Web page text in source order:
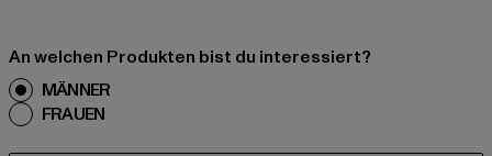
An welchen Produkten bist du interessiert?
MÄNNER
FRAUEN